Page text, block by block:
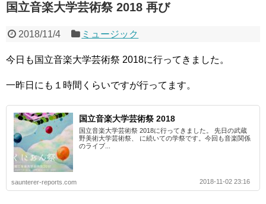
国立音楽大学芸術祭 2018 再び
2018/11/4 ミュージック
今日も国立音楽大学芸術祭 2018に行ってきました。
一昨日にも１時間くらいですが行ってます。
国立音楽大学芸術祭 2018
国立音楽大学芸術祭 2018に行ってきました。 先日の武蔵
野美術大学芸術祭、 に続いての学祭です。今回も音楽関係
のライブ...
saunterer-reports.com 2018-11-02 23:16